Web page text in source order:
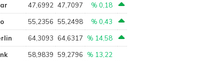
47,6992 47,7097 % 0,18
55,2356 55,2498 % 0,43
64,3093 64,6317 % 14,58
58,9839 59,2796 % 13,22